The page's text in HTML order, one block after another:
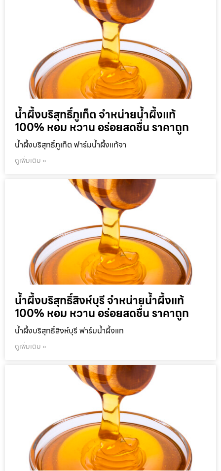
น้ำผึ้งบริสุทธิ์ภูเก็ต จำหน่ายน้ำผึ้งแท้
100% หอม หวาน อร่อยสดชื่น ราคาถูก
น้ำผึ้งบริสุทธิ์ภูเก็ต ฟาร์มน้ำผึ้งแท้จา
ดูเพิ่มเติม »
น้ำผึ้งบริสุทธิ์สิงห์บุรี จำหน่ายน้ำผึ้งแท้
100% หอม หวาน อร่อยสดชื่น ราคาถูก
น้ำผึ้งบริสุทธิ์สิงห์บุรี ฟาร์มน้ำผึ้งแท
ดูเพิ่มเติม »